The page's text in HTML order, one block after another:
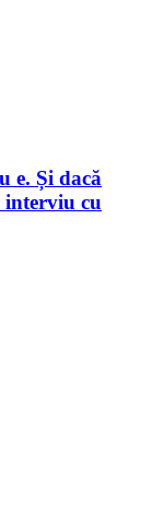
e. Și dacă
interviu cu